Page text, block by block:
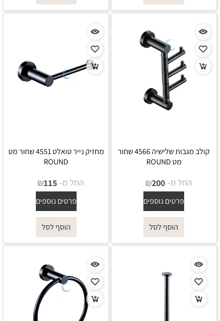
קולב מגבות שלישיה 4566 שחור
מט ROUND
החל מ- ₪200
פרטים נוספים
הוסף לסל
מחזיק נייר טואלט 4551 שחור מט
ROUND
החל מ- ₪115
פרטים נוספים
הוסף לסל